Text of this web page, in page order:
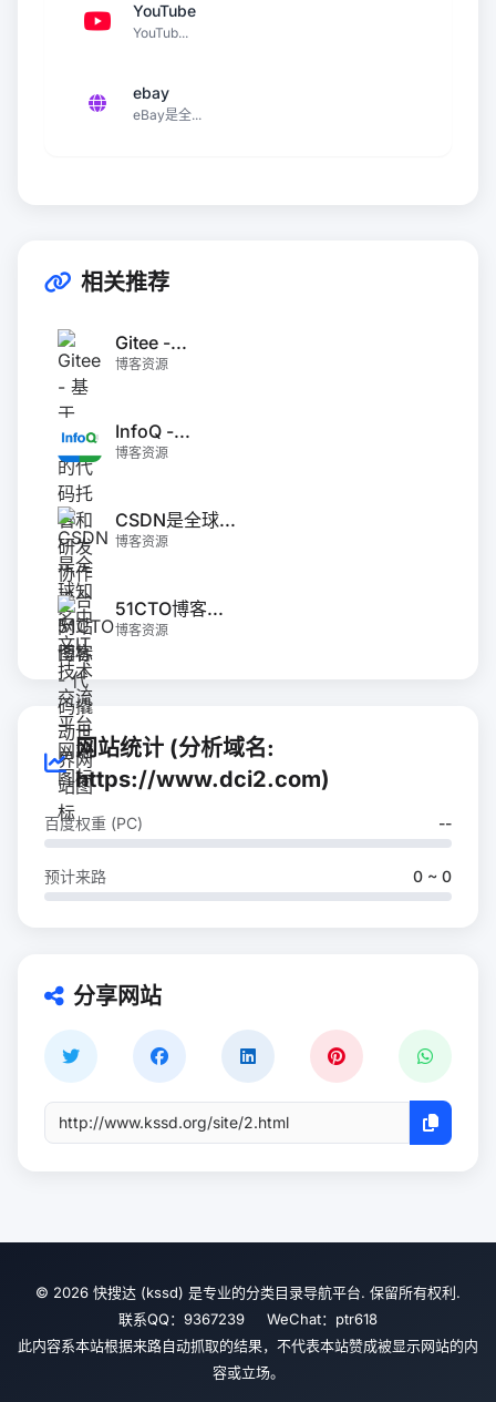
YouTube
YouTub...
ebay
eBay是全...
相关推荐
Gitee -...
博客资源
InfoQ -...
博客资源
CSDN是全球...
博客资源
51CTO博客...
博客资源
网站统计 (分析域名:
https://www.dci2.com)
百度权重 (PC) --
预计来路 0 ~ 0
分享网站
© 2026 快搜达 (kssd) 是专业的分类目录导航平台. 保留所有权利.
联系QQ：9367239 WeChat：ptr618
此内容系本站根据来路自动抓取的结果，不代表本站赞成被显示网站的内
容或立场。